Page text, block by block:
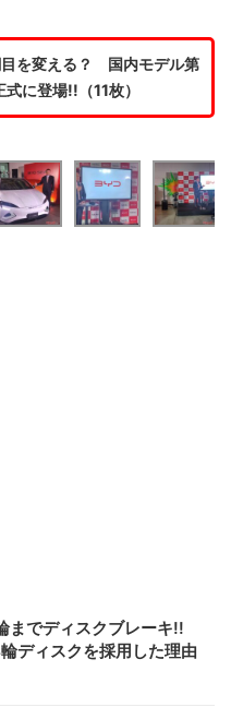
目を変える？ 国内モデル第
に登場!!（11枚）
までディスクブレーキ!!
ディスクを採用した理由